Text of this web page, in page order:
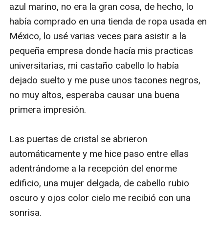
azul marino, no era la gran cosa, de hecho, lo
había comprado en una tienda de ropa usada en
México, lo usé varias veces para asistir a la
pequeña empresa donde hacía mis practicas
universitarias, mi castaño cabello lo había
dejado suelto y me puse unos tacones negros,
no muy altos, esperaba causar una buena
primera impresión.
Las puertas de cristal se abrieron
automáticamente y me hice paso entre ellas
adentrándome a la recepción del enorme
edificio, una mujer delgada, de cabello rubio
oscuro y ojos color cielo me recibió con una
sonrisa.